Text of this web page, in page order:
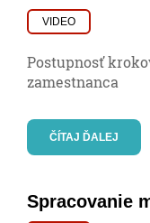
VIDEO
Postupnosť
zamestnanca
ČÍTAJ ĎALEJ
Spracovanie